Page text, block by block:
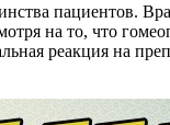
пациентов.
на то, что
реакция на